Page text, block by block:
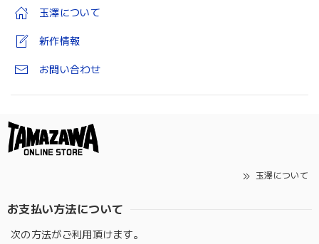
玉澤について
新作情報
お問い合わせ
玉澤について
お支払い方法について
次の方法がご利用頂けます。